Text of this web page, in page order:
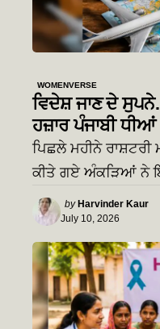
WOMENVERSE
ਵਿਦੇਸ਼ ਜਾਣ ਦੇ
ਹਜ਼ਾਰ ਪੰਜਾਬੀ ਧੀਆਂ
ਪਿਛਲੇ ਮਹੀਨੇ
ਕੀਤੇ ਗਏ ਅੰਕੜਿਆਂ ਨੇ
Posted
by
by Harvinder Kaur
July 10, 2026